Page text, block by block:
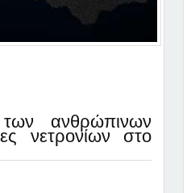
ανθρώπινων
νετρονίων στο